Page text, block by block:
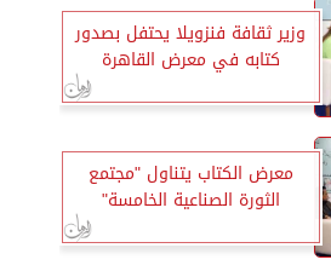
وزير ثقافة فنزويلا يحتفل بصدور
كتابه في معرض القاهرة
معرض الكتاب يتناول "مجتمع
الثورة الصناعية الخامسة"